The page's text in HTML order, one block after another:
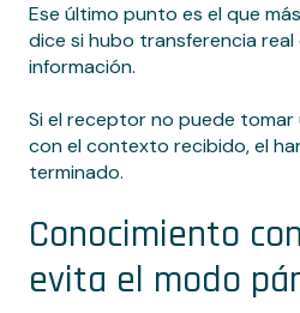
Ese último punto es el que
dice si hubo transferencia
información.
Si el receptor no puede tomar
con el contexto recibido, el
terminado.
Conocimiento
evita el modo